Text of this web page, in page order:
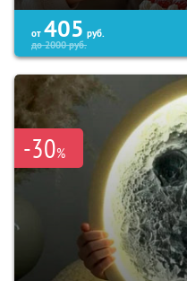
от 405 руб.
до2000руб.
-30%